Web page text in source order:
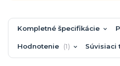
Kompletné špecifikácie
Hodnotenie 1 Súvisiaci